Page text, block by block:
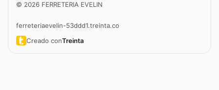
© 2026 FERRETERIA EVELIN
ferreteriaevelin-53ddd1.treinta.co
Creado conTreinta